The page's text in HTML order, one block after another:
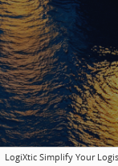
LogiXtic Simplify Your